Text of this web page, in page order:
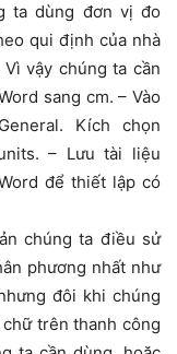
ta dùng đơn vị đo
qui định của nhà
vậy chúng ta cần
sang cm. – Vào
Kích chọn
– Lưu tài liệu
để thiết lập có
chúng ta điều sử
phương nhất như
đôi khi chúng
trên thanh công